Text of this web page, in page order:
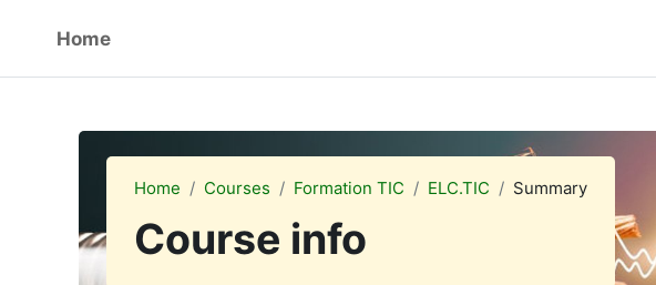
Home
Home Courses Formation TIC ELC.TIC Summary
Course info